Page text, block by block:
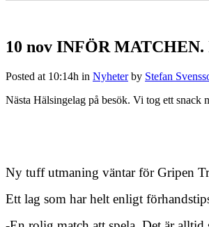
10 nov INFÖR
Posted at 10:14h in Nyheter by Stefan
Nästa Hälsingelag på besök. Vi tog ett snack
Ny tuff utmaning väntar för Gripen
Ett lag som har helt enligt